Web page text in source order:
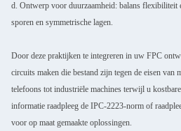
d. Ontwerp voor duurzaamheid: balans flexibiliteit
sporen en symmetrische lagen.
Door deze praktijken te integreren in uw FPC
circuits maken die bestand zijn tegen de eisen van
telefoons tot industriële machines terwijl u
informatie raadpleeg de IPC-2223-norm of
voor op maat gemaakte oplossingen.